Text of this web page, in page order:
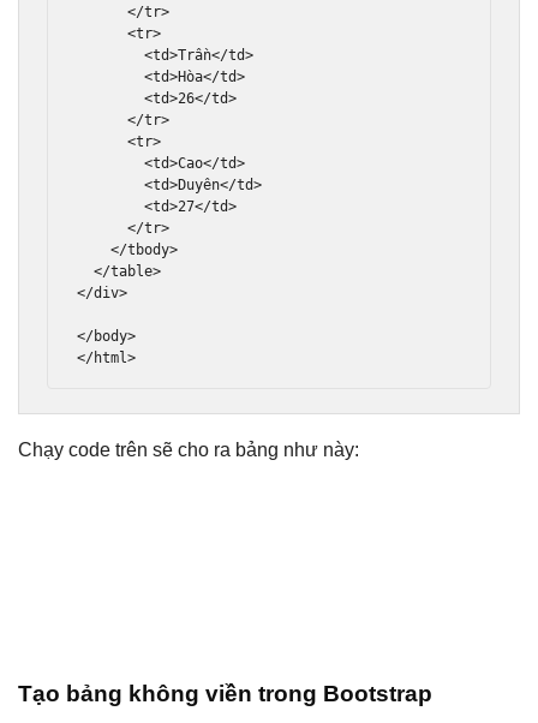
</tr>
<tr>
<td>Trần</td>
<td>Hòa</td>
<td>26</td>
</tr>
<tr>
<td>Cao</td>
<td>Duyên</td>
<td>27</td>
</tr>
</tbody>
</table>
</div>
</body>
</html>
Chạy code trên sẽ cho ra bảng như này:
Tạo bảng không viền trong Bootstrap